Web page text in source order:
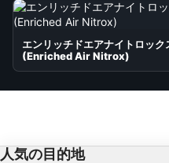
エンリッチドエアナイトロック
(Enriched Air Nitrox)
人気の目的地